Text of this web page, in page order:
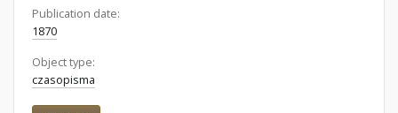
Publication date:
1870
Object type:
czasopisma